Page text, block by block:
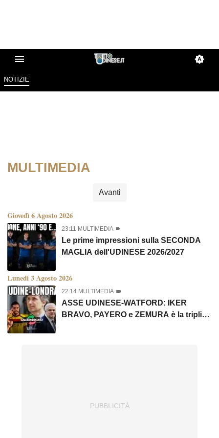
NOTIZIE
MULTIMEDIA
Avanti
Giovedì 6 Agosto 2026
23:11 MULTIMEDIA
Le prime impressioni sulla SECONDA
MAGLIA dell'UDINESE 2026/2027
Lunedì 3 Agosto 2026
22:14 MULTIMEDIA
ASSE UDINESE-WATFORD: IKER
BRAVO, PAYERO e ZEMURA è la triplice